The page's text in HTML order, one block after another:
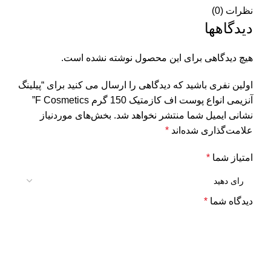
نظرات (0)
دیدگاهها
هیچ دیدگاهی برای این محصول نوشته نشده است.
اولین نفری باشید که دیدگاهی را ارسال می کنید برای “پیلینگ
آنزیمی انواع پوست اف کازمتیک 150 گرم F Cosmetics”
نشانی ایمیل شما منتشر نخواهد شد. بخش‌های موردنیاز
علامت‌گذاری شده‌اند *
امتیاز شما *
دیدگاه شما *